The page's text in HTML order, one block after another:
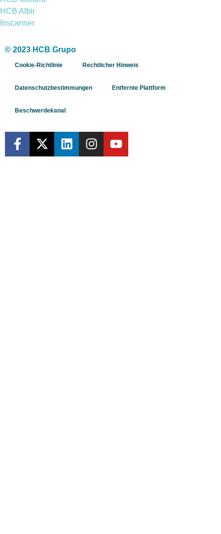
HCB Albir
Inscanner
© 2023 HCB Grupo
Cookie-Richtlinie Rechtlicher Hinweis
Datenschutzbestimmungen Entfernte Plattform
Beschwerdekanal